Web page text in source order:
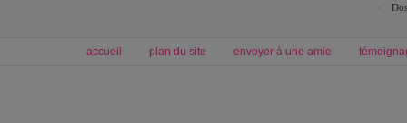
accueil plan du site envoyer à une amie